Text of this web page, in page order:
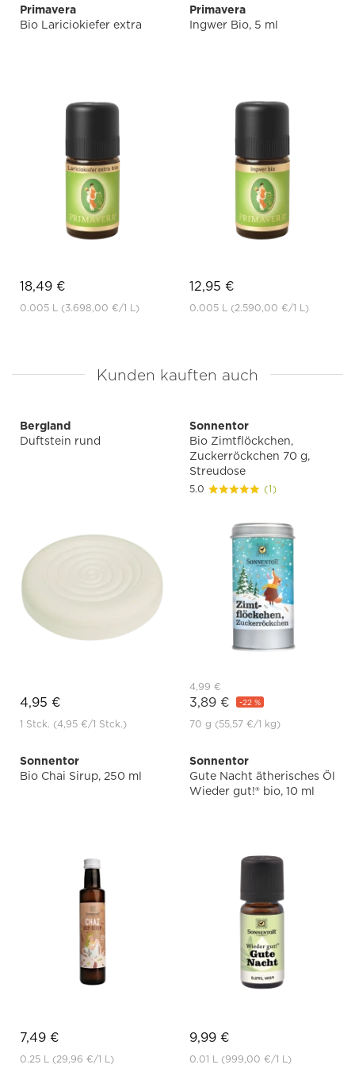
Primavera
Bio Lariciokiefer extra
18,49 €
0.005 L (3.698,00 €/1 L)
Primavera
Ingwer Bio, 5 ml
12,95 €
0.005 L (2.590,00 €/1 L)
Kunden kauften auch
Bergland
Duftstein rund
4,95 €
1 Stck. (4,95 €/1 Stck.)
Sonnentor
Bio Zimtflöckchen,
Zuckerröckchen 70 g,
Streudose
5.0 (1)
4,99 €
3,89 € -22 %
70 g (55,57 €/1 kg)
Sonnentor
Bio Chai Sirup, 250 ml
7,49 €
0.25 L (29,96 €/1 L)
Sonnentor
Gute Nacht ätherisches Öl
Wieder gut!® bio, 10 ml
9,99 €
0.01 L (999,00 €/1 L)